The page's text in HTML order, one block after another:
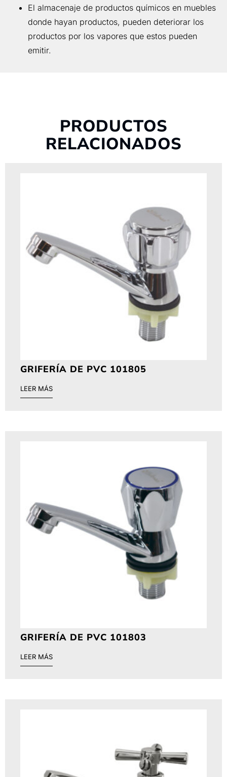
El almacenaje de productos químicos en muebles
donde hayan productos, pueden deteriorar los
productos por los vapores que estos pueden
emitir.
PRODUCTOS
RELACIONADOS
GRIFERÍA DE PVC 101805
LEER MÁS
GRIFERÍA DE PVC 101803
LEER MÁS